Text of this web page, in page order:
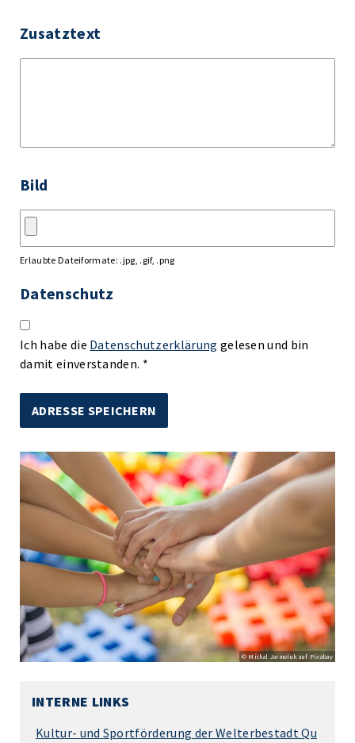
Zusatztext
Bild
Erlaubte Dateiformate: .jpg, .gif, .png
Datenschutz
Ich habe die Datenschutzerklärung gelesen und bin
damit einverstanden. *
© Michal Jarmoluk auf Pixabay
INTERNE LINKS
Kultur- und Sportförderung der Welterbestadt Qu